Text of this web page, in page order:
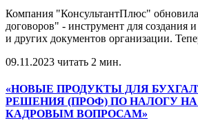
Компания "КонсультантПлюс"
договоров" - инструмент для создания
и других документов организации.
09.11.2023 читать 2 мин.
«НОВЫЕ ПРОДУКТЫ ДЛЯ
РЕШЕНИЯ (ПРОФ) ПО НАЛОГУ
КАДРОВЫМ ВОПРОСАМ»